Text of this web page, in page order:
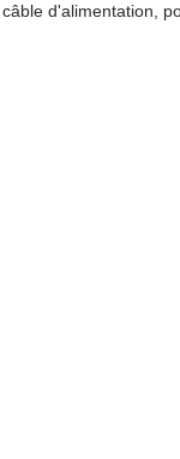
d'alimentation,